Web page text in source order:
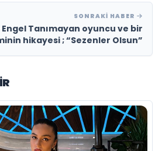
SONRAKI HABER
Engel Tanımayan oyuncu ve bir
hikayesi ; “Sezenler Olsun”